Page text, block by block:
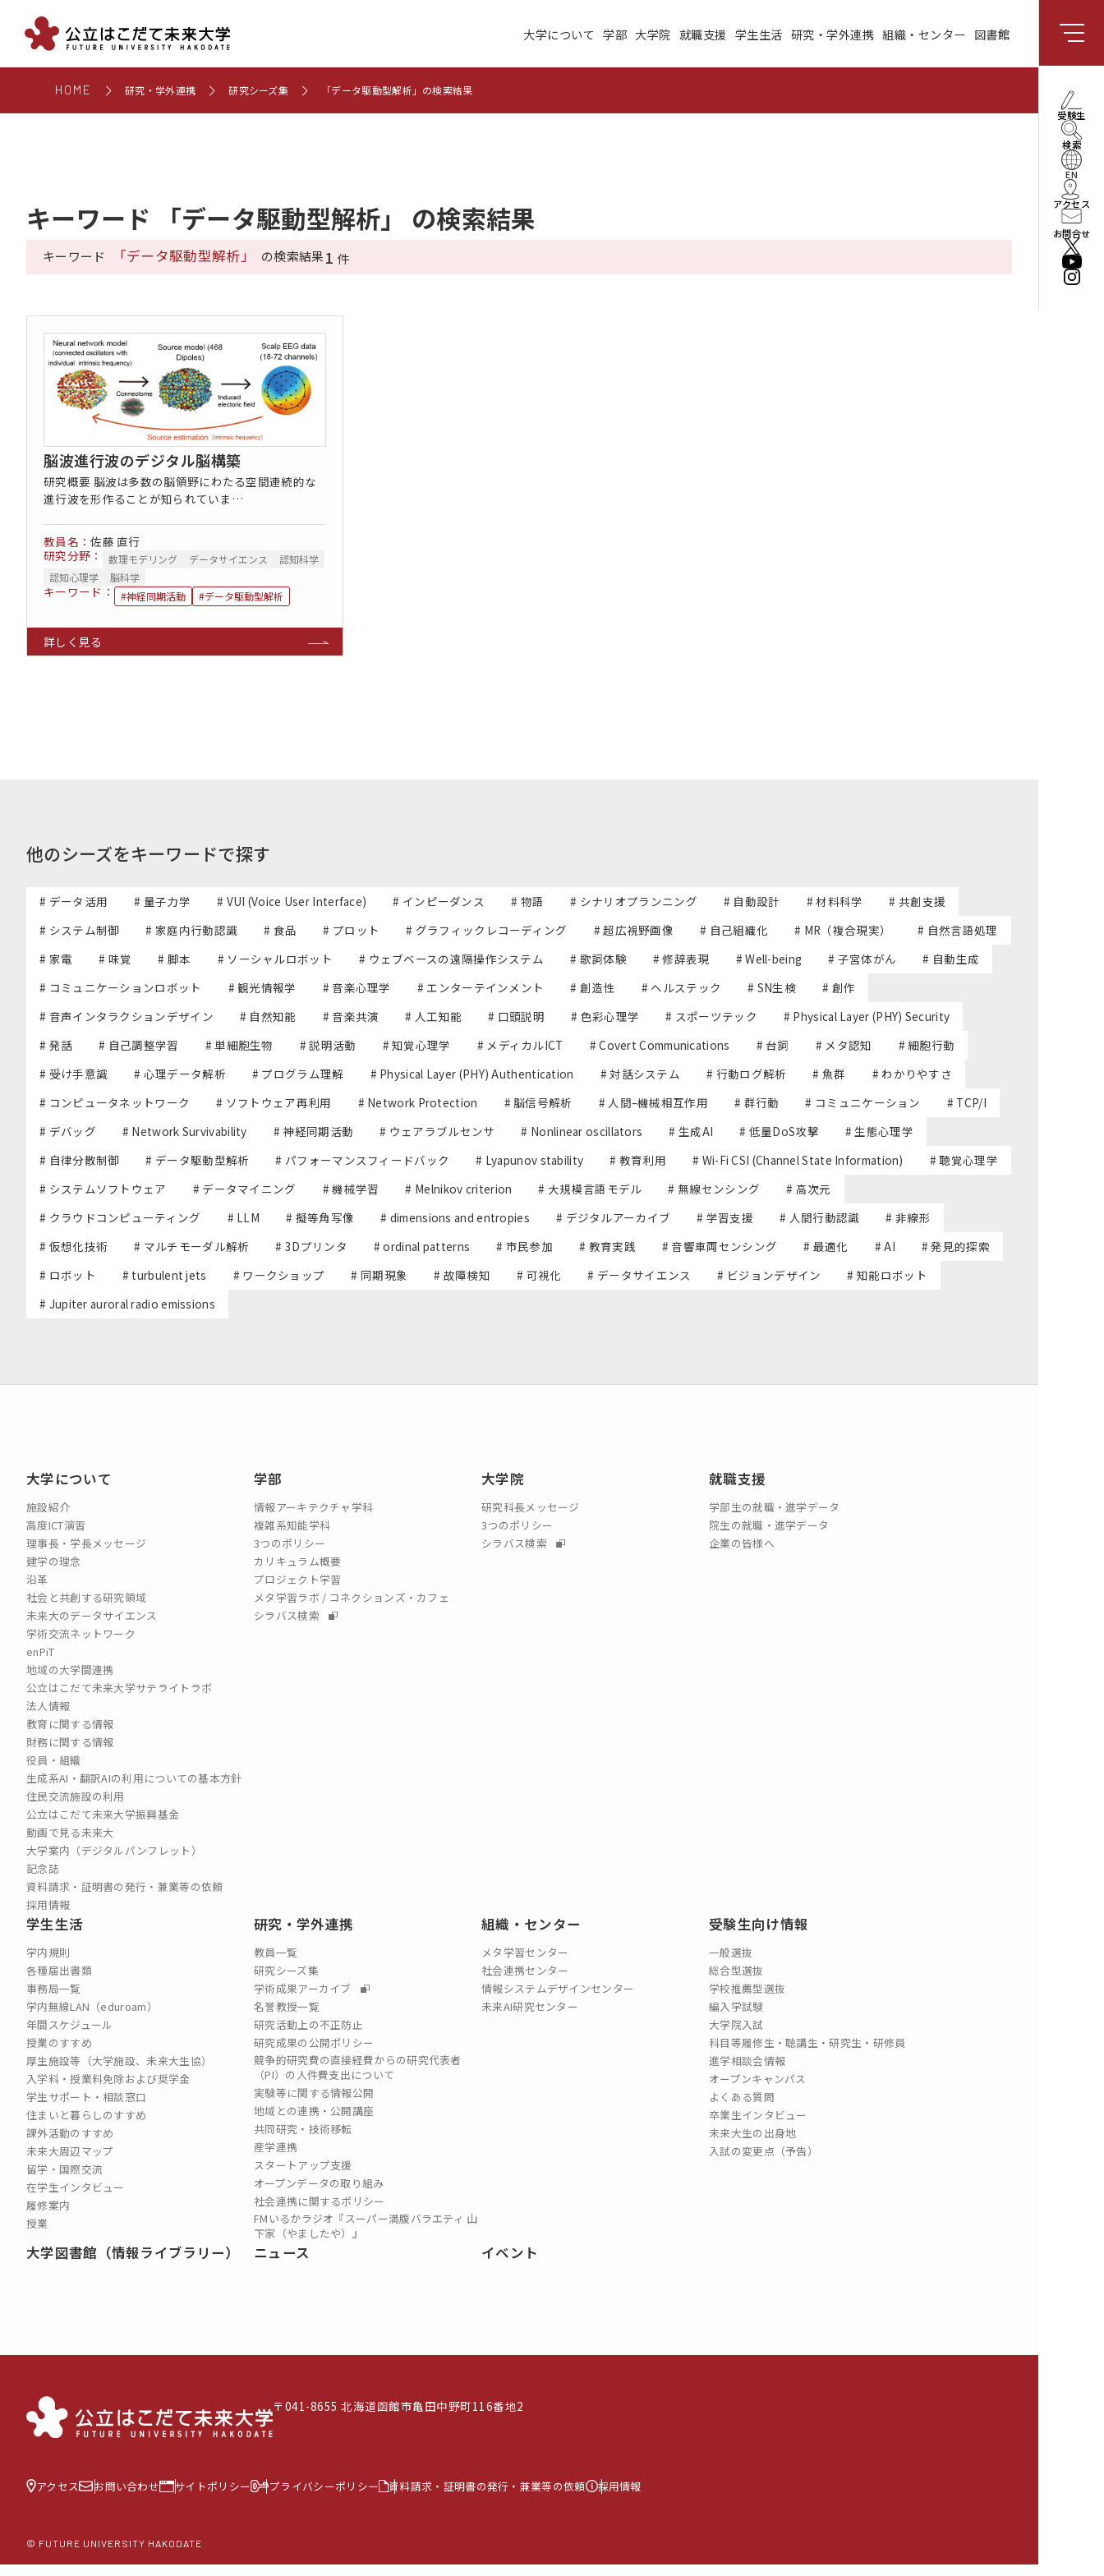
大学について 学部 大学院 就職支援 学生生活 研究・学外連携 組織・センター 図書館
コンセプト動画
施設紹介 高度ICT演習
未来大のデータサイエ
ンス
受験生
検索
EN
アクセス
お問合せ
HOME 研究・学外連携 研究シーズ集 「データ駆動型解析」の検索結果
キーワード 「データ駆動型解析」 の検索結果
キーワード 「データ駆動型解析」 の検索結果1 件
脳波進行波のデジタル脳構築
研究概要 脳波は多数の脳領野にわたる空間連続的な
進行波を形作ることが知られていま…
佐藤 直行
研究分野：
数理モデリング データサイエンス
認知科学
認知心理学
脳科学
キーワード： #神経同期活動 #データ駆動型解析
他のシーズをキーワードで探す
# データ活用 # 量子力学 # VUI (Voice User Interface) # インピーダンス # 物語 # シナリオプランニング # 自動設計 # 材料科学
# 共創支援
# システム制御
# 家庭内行動認識 # 食品 # プロット # グラフィックレコーディング # 超広視野画像 # 自己組織化 # MR（複合現実）
# 自然言語処理
# 家電
# 味覚 # 脚本 # ソーシャルロボット # ウェブベースの遠隔操作システム # 歌詞体験 # 修辞表現 # Well-being # 子宮体がん
# 自動生成
# コミュニケーションロボット
# 観光情報学 # 音楽心理学 # エンターテインメント # 創造性 # ヘルステック # SN生検
# 創作
# 音声インタラクションデザイン
# 自然知能 # 音楽共演 # 人工知能 # 口頭説明 # 色彩心理学 # スポーツテック
# Physical Layer (PHY) Security
# 発話
# 自己調整学習 # 単細胞生物 # 説明活動 # 知覚心理学 # メディカルICT # Covert Communications # 台詞 # メタ認知
# 細胞行動
# 受け手意識
# 心理データ解析 # プログラム理解 # Physical Layer (PHY) Authentication # 対話システム # 行動ログ解析 # 魚群
# わかりやすさ
# コンピュータネットワーク
# ソフトウェア再利用 # Network Protection # 脳信号解析 # 人間–機械相互作用 # 群行動 # コミュニケーション
# TCP/I
# デバッグ
# Network Survivability # 神経同期活動 # ウェアラブルセンサ # Nonlinear oscillators # 生成AI # 低量DoS攻撃
# 生態心理学
# 自律分散制御
# データ駆動型解析 # パフォーマンスフィードバック # Lyapunov stability # 教育利用 # Wi-Fi CSI (Channel State Information)
# 聴覚心理学
# システムソフトウェア
# データマイニング # 機械学習 # Melnikov criterion # 大規模言語モデル # 無線センシング
# 高次元
# クラウドコンピューティング
# LLM # 擬等角写像 # dimensions and entropies # デジタルアーカイブ # 学習支援 # 人間行動認識
# 非線形
# 仮想化技術
# マルチモーダル解析 # 3Dプリンタ # ordinal patterns # 市民参加 # 教育実践 # 音響車両センシング # 最適化 # AI
# 発見的探索
# ロボット
# turbulent jets # ワークショップ # 同期現象 # 故障検知 # 可視化 # データサイエンス # ビジョンデザイン
# 知能ロボット
# Jupiter auroral radio emissions
大学について
施設紹介
高度ICT演習
理事長・学長メッセージ
建学の理念
沿革
社会と共創する研究領域
未来大のデータサイエンス
学術交流ネットワーク
enPiT
地域の大学間連携
公立はこだて未来大学サテライトラボ
法人情報
教育に関する情報
財務に関する情報
役員・組織
生成系AI・翻訳AIの利用についての基本方針
住民交流施設の利用
公立はこだて未来大学振興基金
動画で見る未来大
大学案内（デジタルパンフレット）
記念誌
資料請求・証明書の発行・兼業等の依頼
採用情報
学部
情報アーキテクチャ学科
複雑系知能学科
3つのポリシー
カリキュラム概要
プロジェクト学習
メタ学習ラボ / コネクションズ・カフェ
シラバス検索
大学院
研究科長メッセージ
3つのポリシー
シラバス検索
就職支援
学部生の就職・進学データ
院生の就職・進学データ
企業の皆様へ
学生生活
学内規則
各種届出書類
事務局一覧
学内無線LAN（eduroam）
年間スケジュール
授業のすすめ
厚生施設等（大学施設、未来大生協）
入学料・授業料免除および奨学金
学生サポート・相談窓口
住まいと暮らしのすすめ
課外活動のすすめ
未来大周辺マップ
留学・国際交流
在学生インタビュー
履修案内
授業
研究・学外連携
教員一覧
研究シーズ集
学術成果アーカイブ
名誉教授一覧
研究活動上の不正防止
研究成果の公開ポリシー
競争的研究費の直接経費からの研究代表者
（PI）の⼈件費⽀出について
実験等に関する情報公開
地域との連携・公開講座
共同研究・技術移転
産学連携
スタートアップ支援
オープンデータの取り組み
社会連携に関するポリシー
FMいるかラジオ『スーパー満腹バラエティ 山
下家（やましたや）』
組織・センター
メタ学習センター
社会連携センター
情報システムデザインセンター
未来AI研究センター
受験生向け情報
一般選抜
総合型選抜
学校推薦型選抜
編入学試験
大学院入試
科目等履修生・聴講生・研究生・研修員
進学相談会情報
オープンキャンパス
よくある質問
卒業生インタビュー
未来大生の出身地
入試の変更点（予告）
大学図書館（情報ライブラリー） ニュース イベント
〒041-8655 北海道函館市亀田中野町116番地2
アクセス お問い合わせ サイトポリシー プライバシーポリシー 資料請求・証明書の発行・兼業等の依頼 採用情報
© FUTURE UNIVERSITY HAKODATE